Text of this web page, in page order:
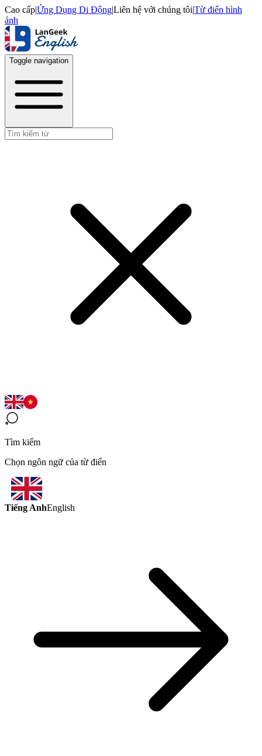
Cao cấp|Ứng Dụng Di Động|Liên hệ với chúng tôi|Từ điển hình
ảnh
Toggle navigation
Tìm kiếm
Chọn ngôn ngữ của từ điển
Tiếng AnhEnglish